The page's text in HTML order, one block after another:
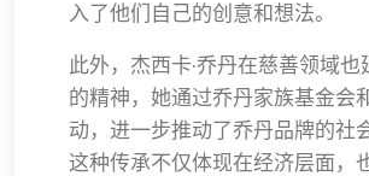
入了他们自己的创意和想法。
此外，杰西卡·乔丹在慈善领域也
的精神，她通过乔丹家族基金会
动，进一步推动了乔丹品牌的社
这种传承不仅体现在经济层面，